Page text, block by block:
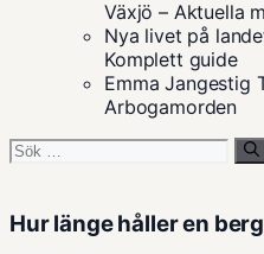
Växjö – Aktuella
Nya livet på
Komplett guide
Emma Jangestig
Arbogamorden
Sök
Hur länge håller en